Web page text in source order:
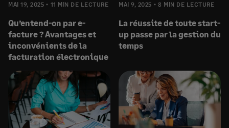
MAI 19, 2025 11 MIN DE LECTURE
Qu’entend-on par e-
facture ? Avantages et
inconvénients de la
facturation électronique
MAI 9, 2025 8 MIN DE LECTURE
La réussite de toute start-
up passe par la gestion du
temps